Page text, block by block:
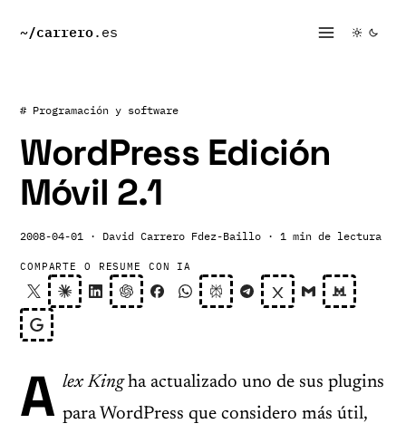
~/carrero.es
# Programación y software
WordPress Edición
Móvil 2.1
2008-04-01 · David Carrero Fdez-Baillo · 1 min de lectura
COMPARTE O RESUME CON IA
A lex Kingha actualizado uno de sus plugins
para WordPress que considero más útil,